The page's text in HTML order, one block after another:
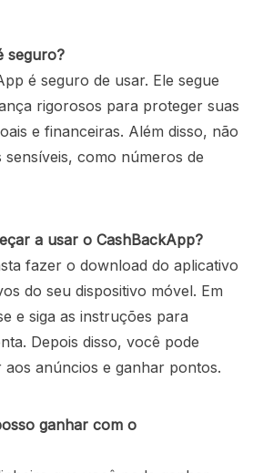
seguro?
é seguro de usar. Ele segue
rigorosos para proteger suas
e financeiras. Além disso, não
sensíveis, como números de
a usar o CashBackApp?
fazer o download do aplicativo
do seu dispositivo móvel. Em
e siga as instruções para
Depois disso, você pode
aos anúncios e ganhar pontos.
ganhar com o